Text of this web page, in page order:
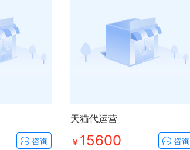
咨询
天猫代运营
￥ 15600 咨询